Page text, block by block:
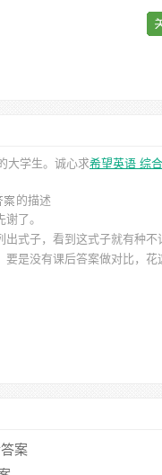
大学生。诚心求希望英语 综
的描述
了。
式子，看到这式子就有种
是没有课后答案做对比，
案